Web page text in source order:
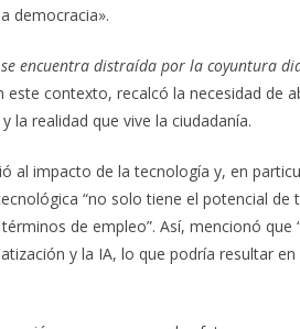
democracia».
encuentra distraída por la coyuntura
este contexto, recalcó la necesidad de
la realidad que vive la ciudadanía.
al impacto de la tecnología y, en
“no solo tiene el potencial de
de empleo”. Así, mencionó que
y la IA, lo que podría resultar